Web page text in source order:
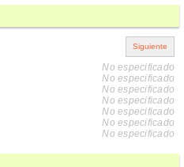
No especificado
No especificado
No especificado
No especificado
No especificado
No especificado
No especificado